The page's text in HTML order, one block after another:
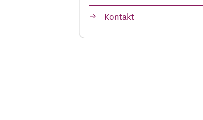
Kontakt